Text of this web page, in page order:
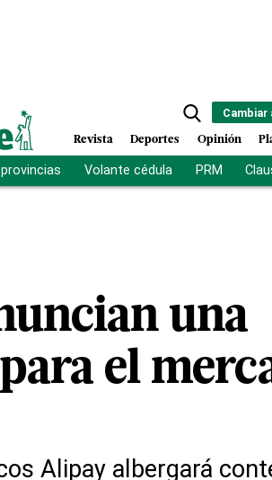
Cambiar
Revista Deportes Opinión
Volante cédula PRM
una
el
Alipay albergará